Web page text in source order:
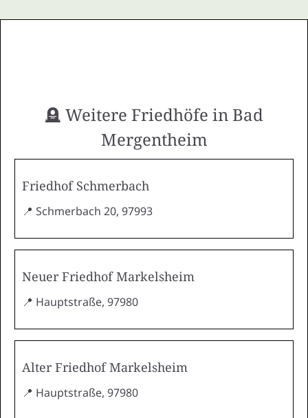
🪦 Weitere Friedhöfe in Bad
Mergentheim
Friedhof Schmerbach
📍 Schmerbach 20, 97993
Neuer Friedhof Markelsheim
📍 Hauptstraße, 97980
Alter Friedhof Markelsheim
📍 Hauptstraße, 97980